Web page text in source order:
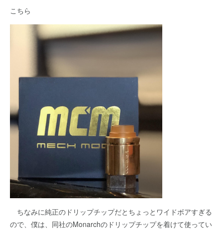
こちら
ちなみに純正のドリップチップだとちょっとワイドボアすぎる
ので、僕は、同社のMonarchのドリップチップを着けて使ってい